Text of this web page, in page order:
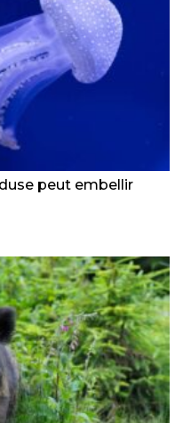
peut embellir